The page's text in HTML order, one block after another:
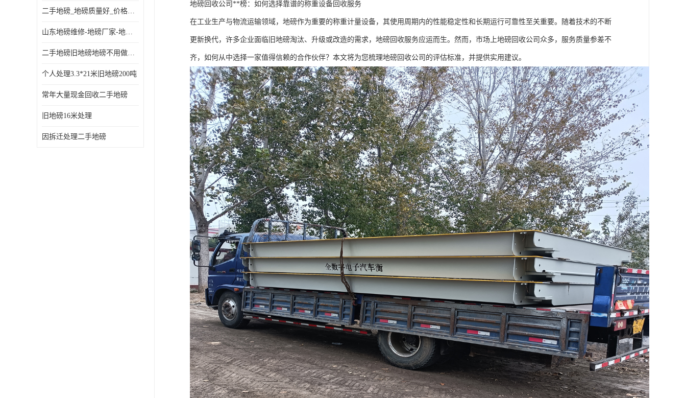
二手地磅_地磅质量好_价格便宜这里找【地磅行家】
山东地磅维修-地磅厂家-地磅价格-二手地磅
二手地磅旧地磅地磅不用做地基
个人处理3.3*21米旧地磅200吨
常年大量现金回收二手地磅
旧地磅16米处理
因拆迁处理二手地磅
地磅回收公司**榜：如何选择靠谱的称重设备回收服务
在工业生产与物流运输领域，地磅作为重要的称重计量设备，其使用周期内的性能稳定性和长期运行可靠性至关重要。随着技术的不断
更新换代，许多企业面临旧地磅淘汰、升级或改造的需求，地磅回收服务应运而生。然而，市场上地磅回收公司众多，服务质量参差不
齐，如何从中选择一家值得信赖的合作伙伴？本文将为您梳理地磅回收公司的评估标准，并提供实用建议。